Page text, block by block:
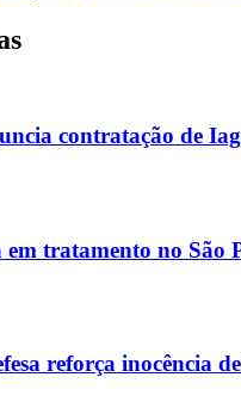
contratação de
em tratamento no São
reforça inocência